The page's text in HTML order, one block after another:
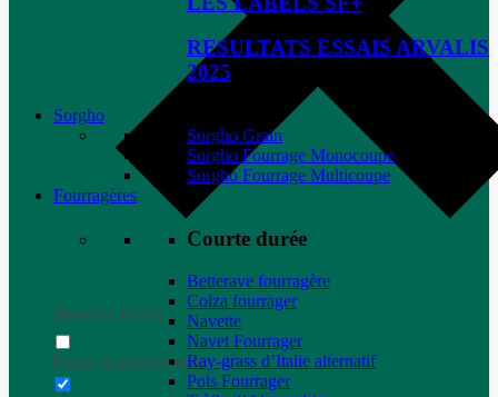
Generic filters
Exact matches only
RESULTATS ESSAIS ARVALIS
2025
Sorgho
Sorgho Grain
Sorgho Fourrage Monocoupe
Sorgho Fourrage Multicoupe
Fourragères
Courte durée
Betterave fourragère
Colza fourrager
Navette
Navet Fourrager
Ray-grass d’Italie alternatif
Pois Fourrager